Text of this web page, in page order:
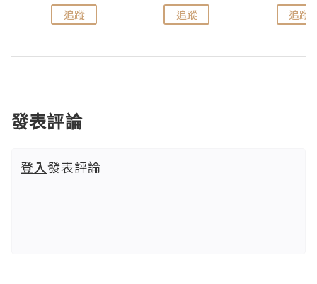
追蹤 追蹤 追蹤
發表評論
登入發表評論